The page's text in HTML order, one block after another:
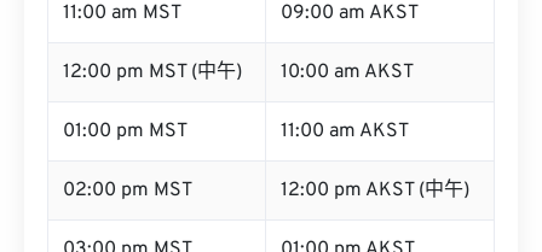
11:00 am MST 09:00 am AKST
12:00 pm MST (中午) 10:00 am AKST
01:00 pm MST 11:00 am AKST
02:00 pm MST 12:00 pm AKST (中午)